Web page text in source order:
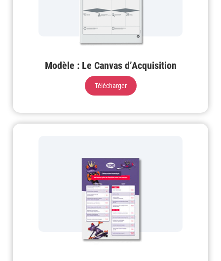
Modèle : Le Canvas d’Acquisition
Télécharger